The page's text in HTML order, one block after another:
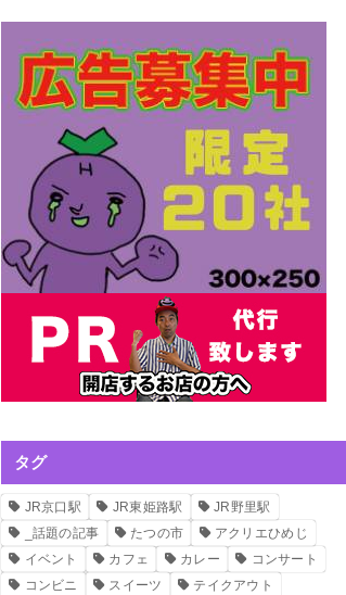
タグ
JR京口駅 JR東姫路駅
JR野里駅
_話題の記事
たつの市
アクリエひめじ
イベント
カフェ カレー
コンサート
コンビニ
スイーツ テイクアウト